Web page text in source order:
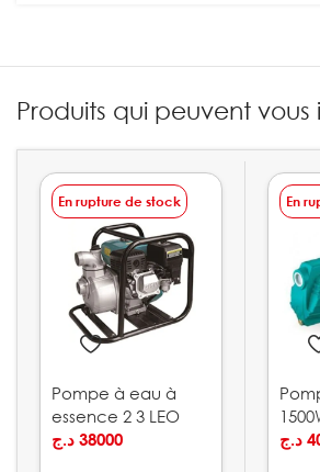
Produits qui peuvent vous
En rupture de stock
Pompe à eau à
essence 2 3 LEO
38000 د.ج
En
د.ج